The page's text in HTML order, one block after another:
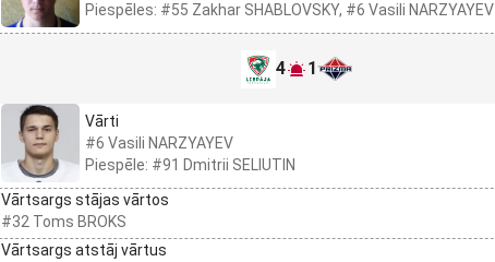
Piespēles: #55 Zakhar SHABLOVSKY, #6 Vasili NARZYAYEV
4 1
Vārti
#6 Vasili NARZYAYEV
Piespēle: #91 Dmitrii SELIUTIN
Vārtsargs stājas vārtos
#32 Toms BROKS
Vārtsargs atstāj vārtus